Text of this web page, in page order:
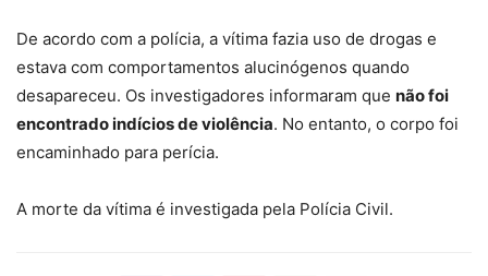
De acordo com a polícia, a vítima fazia uso de drogas e
estava com comportamentos alucinógenos quando
desapareceu. Os investigadores informaram que não foi
encontrado indícios de violência. No entanto, o corpo foi
encaminhado para perícia.
A morte da vítima é investigada pela Polícia Civil.